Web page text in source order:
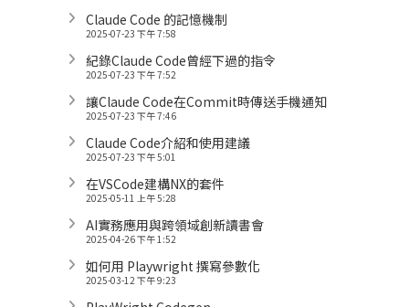
Claude Code 的記憶機制
2025-07-23 下午 7:58
紀錄Claude Code曾經下過的指令
2025-07-23 下午 7:52
讓Claude Code在Commit時傳送手機通知
2025-07-23 下午 7:46
Claude Code介紹和使用建議
2025-07-23 下午 5:01
在VSCode建構NX的套件
2025-05-11 上午 5:28
AI實務應用與跨領域創新讀書會
2025-04-26 下午 1:52
如何用 Playwright 撰寫參數化
2025-03-12 下午 9:23